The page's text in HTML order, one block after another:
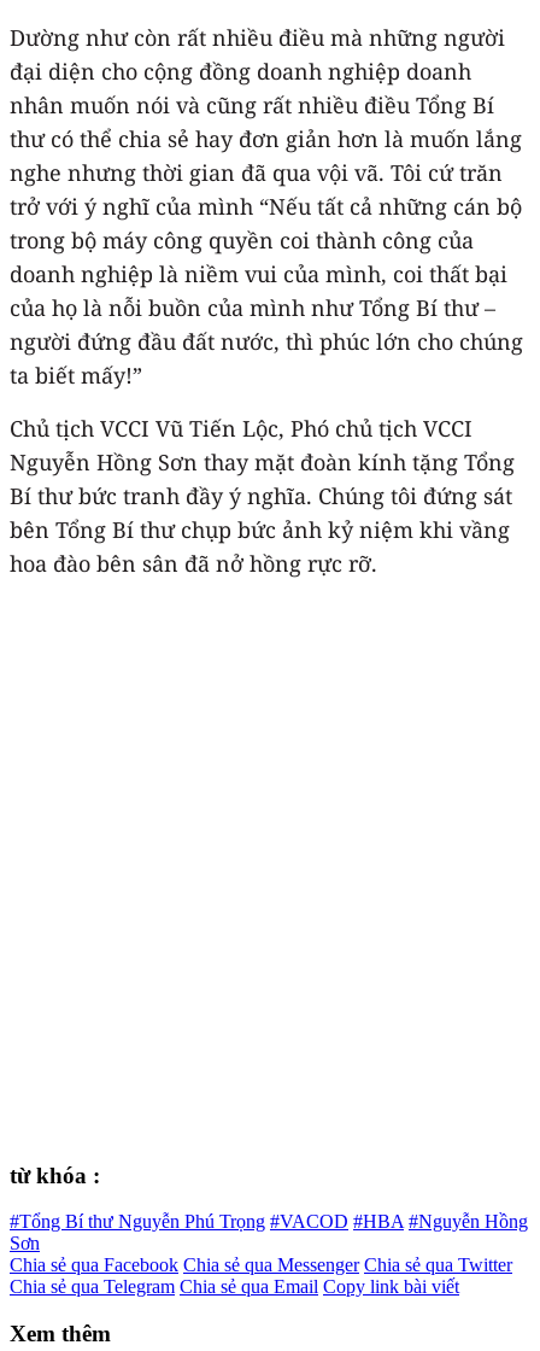
Dường như còn rất nhiều điều mà những người
đại diện cho cộng đồng doanh nghiệp doanh
nhân muốn nói và cũng rất nhiều điều Tổng Bí
thư có thể chia sẻ hay đơn giản hơn là muốn lắng
nghe nhưng thời gian đã qua vội vã. Tôi cứ trăn
trở với ý nghĩ của mình “Nếu tất cả những cán bộ
trong bộ máy công quyền coi thành công của
doanh nghiệp là niềm vui của mình, coi thất bại
của họ là nỗi buồn của mình như Tổng Bí thư –
người đứng đầu đất nước, thì phúc lớn cho chúng
ta biết mấy!”
Chủ tịch VCCI Vũ Tiến Lộc, Phó chủ tịch VCCI
Nguyễn Hồng Sơn thay mặt đoàn kính tặng Tổng
Bí thư bức tranh đầy ý nghĩa. Chúng tôi đứng sát
bên Tổng Bí thư chụp bức ảnh kỷ niệm khi vầng
hoa đào bên sân đã nở hồng rực rỡ.
từ khóa :
#Tổng Bí thư Nguyễn Phú Trọng #VACOD #HBA #Nguyễn Hồng
Sơn
Chia sẻ qua Facebook Chia sẻ qua Messenger Chia sẻ qua Twitter
Chia sẻ qua Telegram Chia sẻ qua Email Copy link bài viết
Xem thêm